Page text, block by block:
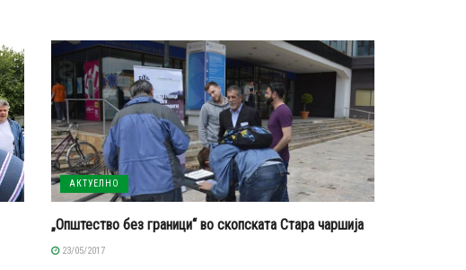
АКТУЕЛНО
„Општество без граници“ во скопската Стара чаршија
23/05/2017